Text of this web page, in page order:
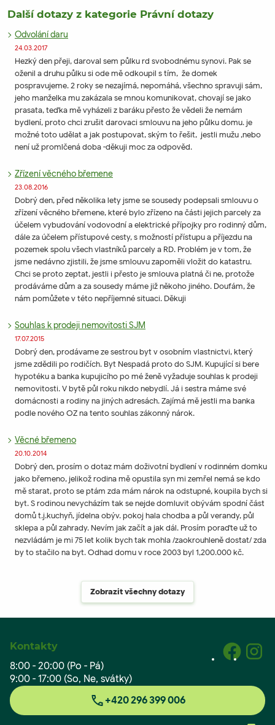
Další dotazy z kategorie Právní dotazy
Odvolání daru
24.03.2017
Hezký den přeji, daroval sem půlku rd svobodnému synovi. Pak se
oženil a druhu půlku si ode mě odkoupil s tím, že domek
pospravujeme. 2 roky se nezajímá, nepomáhá, všechno spravuji sám,
jeho manželka mu zakázala se mnou komunikovat, chovají se jako
prasata, teďka mě vyházeli z baráku přesto že vědeli že nemám
bydlení, proto chci zrušit darovaci smlouvu na jeho půlku domu. je
možné toto udělat a jak postupovat, ským to řešit, jestli mužu ,nebo
není už promlčená doba -děkuji moc za odpověd.
Zřízení věcného břemene
23.08.2016
Dobrý den, před několika lety jsme se sousedy podepsali smlouvu o
zřízení věcného břemene, které bylo zřízeno na části jejich parcely za
účelem vybudování vodovodní a elektrické přípojky pro rodinný dům,
dále za účelem přístupové cesty, s možností přístupu a příjezdu na
pozemek spolu všech vlastníků parcely a RD. Problém je v tom, že
jsme nedávno zjistili, že jsme smlouvu zapoměli vložit do katastru.
Chci se proto zeptat, jestli i přesto je smlouva platná či ne, protože
prodáváme dům a za sousedy máme již někoho jiného. Doufám, že
nám pomůžete v této nepříjemné situaci. Děkuji
Souhlas k prodeji nemovitosti SJM
17.07.2015
Dobrý den, prodávame ze sestrou byt v osobním vlastnictvi, který
jsme zdědili po rodičích. Byt Nespadá proto do SJM. Kupující si bere
hypotéku a banka kupujicího po mé ženě vyžaduje souhlas k prodeji
nemovitosti. V bytě půl roku nikdo nebydlí. Já i sestra máme své
domácnosti a rodiny na jiných adresách. Zajímá mě jestli ma banka
podle nového OZ na tento souhlas zákonný nárok.
Věcné břemeno
20.10.2014
Dobrý den, prosím o dotaz mám doživotní bydlení v rodinném domku
jako břemeno, jelikož rodina mě opustila syn mi zemřel nemá se kdo
mě starat, proto se ptám zda mám nárok na odstupné, koupila bych si
byt. S rodinou nevycházím tak se nejde domluvit obývám spodní část
domů t.j.kuchyň, jídelna obýv. pokoj hala chodba a půl verandy, půl
sklepa a půl zahrady. Nevím jak začít a jak dál. Prosím poraďte už to
nezvládám je mi 75 let kolik bych tak mohla /zaokrouhleně dostat/ zda
by to stačilo na byt. Odhad domu v roce 2003 byl 1,200.000 kč.
Zobrazit všechny dotazy
Kontakty
8:00 - 20:00 (Po - Pá)
9:00 - 17:00 (So, Ne, svátky)
+420 296 399 006